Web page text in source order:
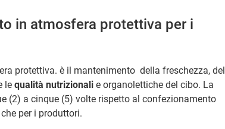
in atmosfera protettiva per i
protettiva. è il mantenimento della freschezza, del
le qualità nutrizionalie organolettiche del cibo. La
(2) a cinque (5) volte rispetto al confezionamento
per i produttori.